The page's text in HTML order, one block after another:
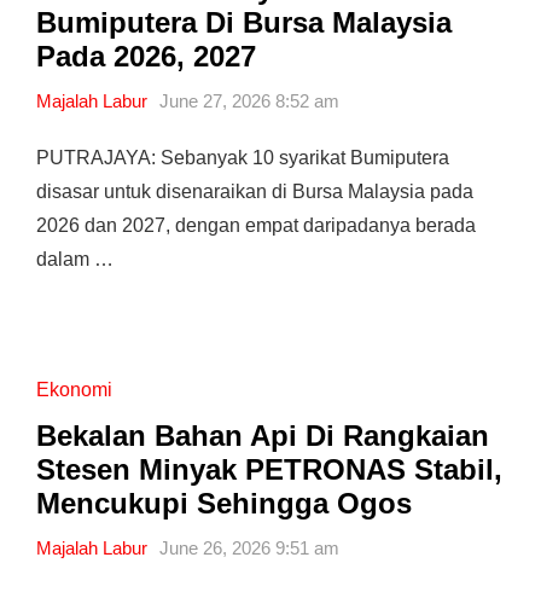
Bumiputera Di Bursa Malaysia
Pada 2026, 2027
Majalah Labur June 27, 2026 8:52 am
PUTRAJAYA: Sebanyak 10 syarikat Bumiputera
disasar untuk disenaraikan di Bursa Malaysia pada
2026 dan 2027, dengan empat daripadanya berada
dalam …
Ekonomi
Bekalan Bahan Api Di Rangkaian
Stesen Minyak PETRONAS Stabil,
Mencukupi Sehingga Ogos
Majalah Labur June 26, 2026 9:51 am